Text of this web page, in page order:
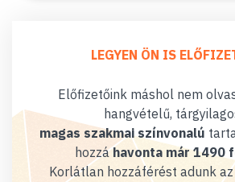
LEGYEN ÖN IS
Előfizetőink máshol nem
hangvételű,
magas szakmai színvonalú
hozzáhavonta már 1490
Korlátlan hozzáférést adunk az